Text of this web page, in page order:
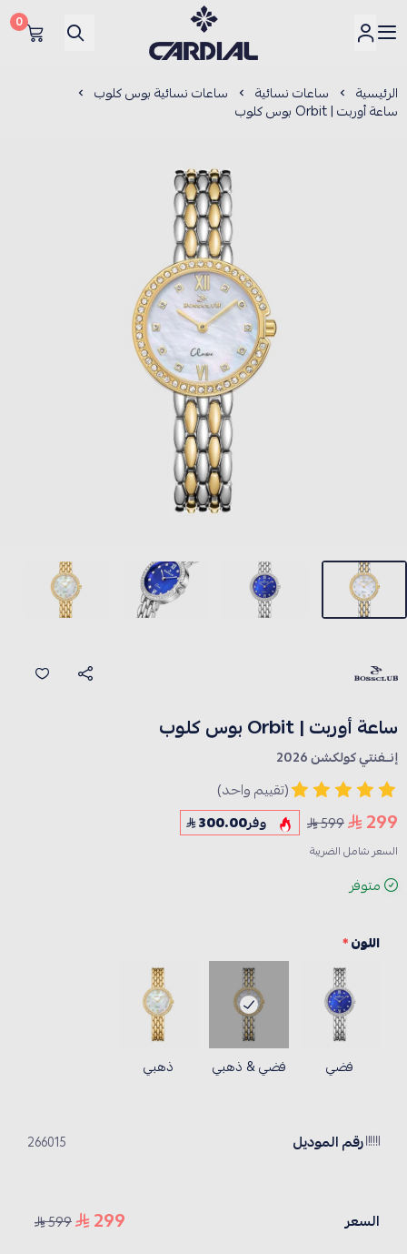
كارديــال
0
الرئيسية ساعات نسائية ساعات نسائية بوس كلوب
ساعة أوربت | Orbit بوس كلوب
ساعة أوربت | Orbit بوس كلوب
إنــفنتي كولكشن 2026
(تقييم واحد)
299
599 وفر300.00
السعر شامل الضريبة
متوفر
اللون*
فضي فضي & ذهبي ذهبي
رقم الموديل 266015
السعر 299
599